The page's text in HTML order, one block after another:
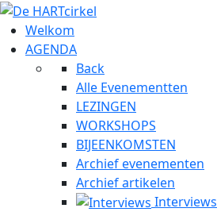
Welkom
AGENDA
Back
Alle Evenementten
LEZINGEN
WORKSHOPS
BIJEENKOMSTEN
Archief evenementen
Archief artikelen
Interviews